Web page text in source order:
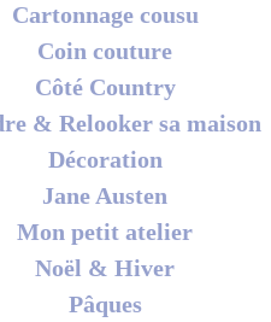
Cartonnage cousu
Coin couture
Côté Country
& Relooker sa maison
Décoration
Jane Austen
Mon petit atelier
Noël & Hiver
Pâques